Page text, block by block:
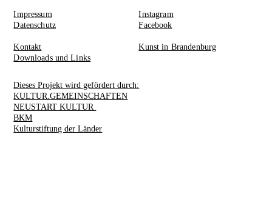
Impressum
Datenschutz
Kontakt
Downloads und Links
Instagram
Facebook
Kunst in Brandenburg
Dieses Projekt wird gefördert durch:
KULTUR.GEMEINSCHAFTEN
NEUSTART KULTUR
BKM
Kulturstiftung der Länder